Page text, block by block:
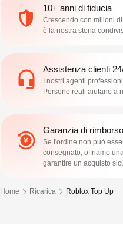
10+ anni di fiducia
Crescendo con milioni
è la nostra storia
Assistenza clienti
I nostri agenti
Persone reali aiutano a
Garanzia di
Se l'ordine non può
consegnato, offriamo
garantire un acquisto
Home Ricarica Roblox Top Up